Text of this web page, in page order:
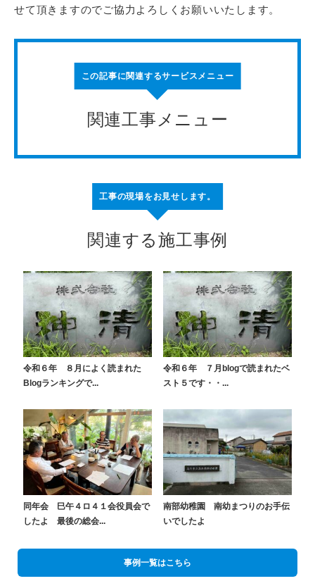
せて頂きますのでご協力よろしくお願いいたします。
この記事に関連するサービスメニュー
関連工事メニュー
工事の現場をお見せします。
関連する施工事例
令和６年 ８月によく読まれた
Blogランキングで...
令和６年 ７月blogで読まれたベ
スト５です・・...
同年会 巳午４ロ４１会役員会で
したよ 最後の総会...
南部幼稚園 南幼まつりのお手伝
いでしたよ
事例一覧はこちら